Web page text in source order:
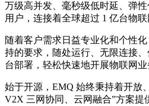
万级高并发、毫秒级低时延、弹
用户，连接着全球超过 1 亿台物
随着客户需求日益专业化和个性
持的要求，随处运行、无限连接
台部署，轻松快速地开展物联网
始于开源，EMQ 始终秉持着开放
V2X 三网协同、云网融合”方案提